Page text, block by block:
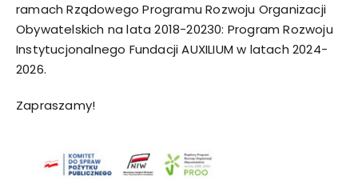
ramach Rządowego Programu Rozwoju Organizacji
Obywatelskich na lata 2018-20230: Program Rozwoju
Instytucjonalnego Fundacji AUXILIUM w latach 2024-
2026.
Zapraszamy!